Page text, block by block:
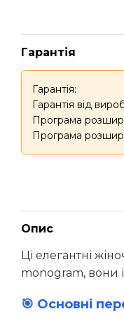
Гарантія
Гарантія:
Гарантія від
Програма
Програма
Опис
Ці елегантні
monogram, вони
🎯 Основні